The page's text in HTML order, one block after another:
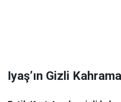
Iyaş’ın Gizli